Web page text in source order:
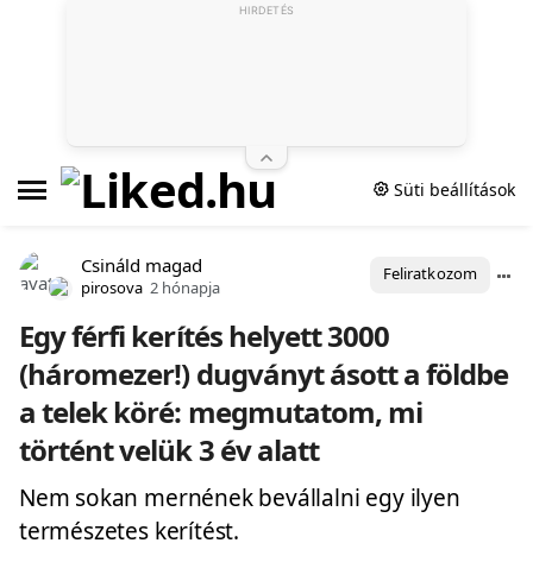
Süti beállítások
Csináld magad
pirosova 2 hónapja
Feliratkozom
Egy férfi kerítés helyett 3000
(háromezer!) dugványt ásott a földbe
a telek köré: megmutatom, mi
történt velük 3 év alatt
Nem sokan mernének bevállalni egy ilyen
természetes kerítést.
HIRDETÉS